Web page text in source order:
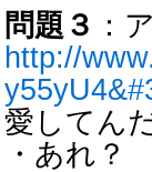
問題３ ：
http://
愛してん
・あれ？